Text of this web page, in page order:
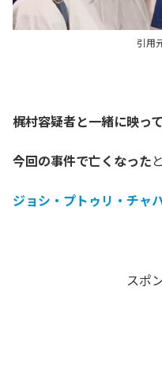
引用
梶村容疑者と一緒に映っ
今回の事件で亡くなった
ジョシ・プトゥリ・チャ
スポ